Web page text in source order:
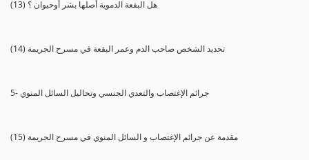
(13) هل البقعة الدموية أصلها بشر أوحيوان ؟
(14) تحديد الشخص صاحب الدم وعمر البقعة في مسرح الجريمة
5- جرائم الإغتصاب والتعدي الجنسي وتحاليل السائل المنوي
(15) مقدمة عن جرائم الإغتصاب و السائل المنوي في مسرح الجريمة